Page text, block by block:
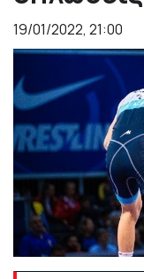
19/01/2022, 21:00